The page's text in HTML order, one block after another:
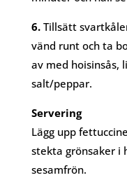
6. Tillsätt
vänd runt och ta
av med hoisinsås,
salt/peppar.
Servering
Lägg upp
stekta grönsaker i
sesamfrön.